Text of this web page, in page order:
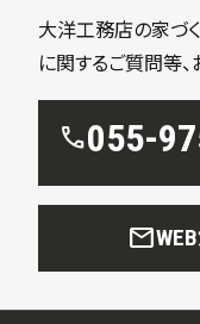
大洋工務店の家づ
に関するご質問等
call055-
mail